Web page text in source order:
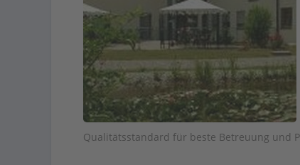
Qualitätsstandard für beste Betreuung und